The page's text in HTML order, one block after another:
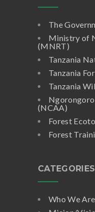
The
Ministry of
(MNRT)
Tanzania
Tanzania
Tanzania
(NCAA)
Forest
Forest
CATEGORIES
Who We Are